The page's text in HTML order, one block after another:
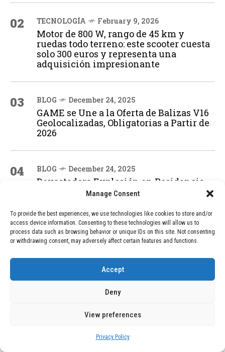
Manage Consent
To provide the best experiences, we use technologies like cookies to store and/or
access device information. Consenting to these technologies will allow us to
process data such as browsing behavior or unique IDs on this site. Not consenting
or withdrawing consent, may adversely affect certain features and functions.
Accept
Deny
View preferences
Privacy Policy
02 TECNOLOGÍA February 9, 2026
Motor de 800 W, rango de 45 km y
ruedas todo terreno: este scooter cuesta
solo 300 euros y representa una
adquisición impresionante
03 BLOG December 24, 2025
GAME se Une a la Oferta de Balizas V16
Geolocalizadas, Obligatorias a Partir de
2026
04 BLOG December 24, 2025
Devastadora Explosión en Residencia
de Ancianos de Pensilvania Deja al
Menos Dos Víctimas Fatales
ADVERTISEMENT